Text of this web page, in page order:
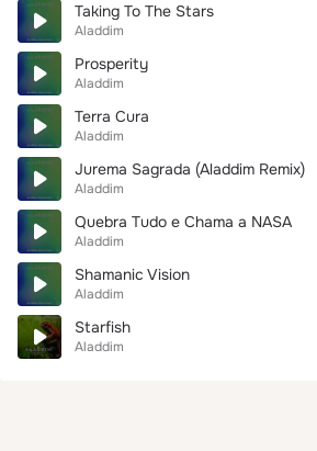
Taking To The Stars
Aladdim
Prosperity
Aladdim
Terra Cura
Aladdim
Jurema Sagrada (Aladdim Remix)
Aladdim
Quebra Tudo e Chama a NASA
Aladdim
Shamanic Vision
Aladdim
Starfish
Aladdim